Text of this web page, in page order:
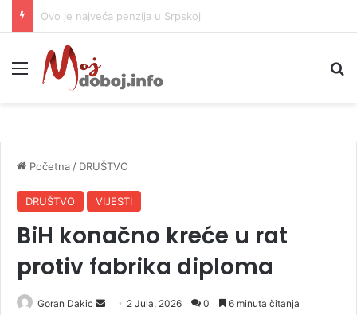
Počela sanacija puta od Prijedorske petlje ka Banjaluci
Meni
Početna / DRUŠTVO
DRUŠTVO VIJESTI
BiH konačno kreće u rat
protiv fabrika diploma
Goran Dakic 2 Jula, 2026 0 6 minuta čitanja